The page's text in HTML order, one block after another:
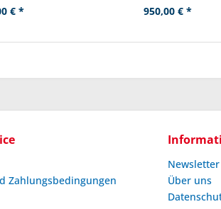
€ *
950,00 € *
Zahlungsbedingungen
Newsletter
Über uns